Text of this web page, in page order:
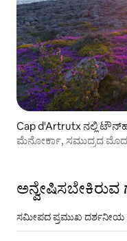
Cap d'Artrutx ನಲ್ಲಿ
ಮೆನೋರ್ಕಾ, ಸಮುದ್ರದ
ಅನ್ವೇಷಿಸಬೇಕಿರುವ
ಸಮೀಪದ ಪ್ರಮುಖ ದರ್ಶನೀಯ